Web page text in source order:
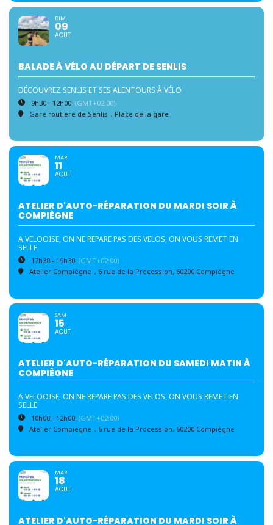
DIM
09
AOUT
BALADE À VÉLO AU DÉPART DE SENLIS
DÉCOUVREZ SENLIS ET SES ALENTOURS À VÉLO
9h30 - 12h00 (GMT+02:00)
Gare routiere de Senlis , Place de la gare
MAR
11
AOUT
ATELIER D'AUTO-RÉPARATION DU MARDI SOIR À
COMPIÈGNE
A VELOOISE, ON NE REPARE PAS DES VELOS, ON VOUS REMET EN
SELLE
17h30 - 19h30 (GMT+02:00)
Atelier Compiègne , 6 rue de la Procession, 60200 Compiègne
SAM
15
AOUT
ATELIER D'AUTO-RÉPARATION DU SAMEDI MATIN À
COMPIÈGNE
A VELOOISE, ON NE REPARE PAS DES VELOS, ON VOUS REMET EN
SELLE
10h00 - 12h00 (GMT+02:00)
Atelier Compiègne , 6 rue de la Procession, 60200 Compiègne
MAR
18
AOUT
ATELIER D'AUTO-RÉPARATION DU MARDI SOIR À